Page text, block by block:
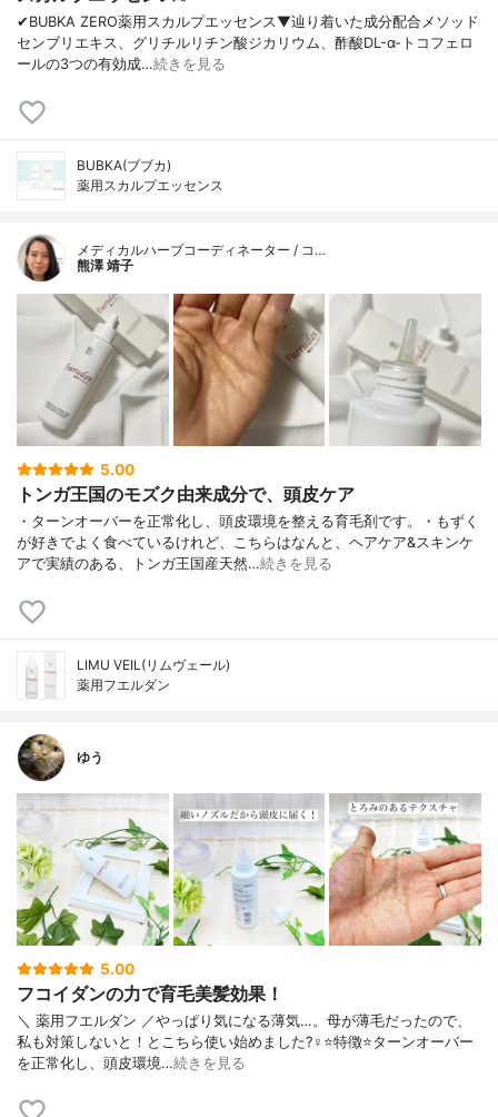
✔︎BUBKA ZERO薬用スカルプエッセンス▼辿り着いた成分配合メソッド
センブリエキス、グリチルリチン酸ジカリウム、酢酸DL-α-トコフェロ
ールの3つの有効成…続きを見る
BUBKA(ブブカ)
薬用スカルプエッセンス
メディカルハーブコーディネーター / コ…
熊澤 靖子
5.00
トンガ王国のモズク由来成分で、頭皮ケア
・ターンオーバーを正常化し、頭皮環境を整える育毛剤です。・もずく
が好きでよく食べているけれど、こちらはなんと、ヘアケア&スキンケ
アで実績のある、トンガ王国産天然…続きを見る
LIMU VEIL(リムヴェール)
薬用フエルダン
ゆう
5.00
フコイダンの力で育毛美髪効果！
＼ 薬用フエルダン ／やっぱり気になる薄気…。母が薄毛だったので、
私も対策しないと！とこちら使い始めました?‍♀️⭐️特徴⭐️ターンオーバー
を正常化し、頭皮環境…続きを見る